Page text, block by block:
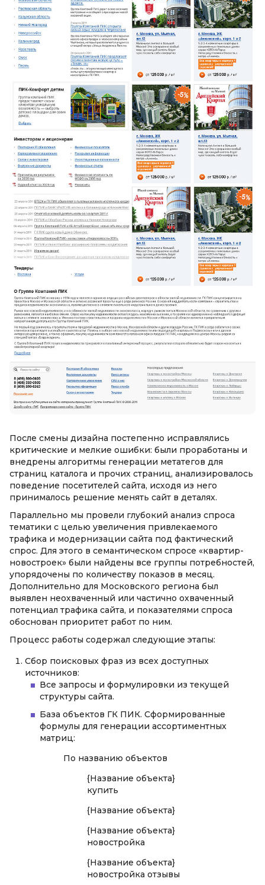
После смены дизайна постепенно исправлялись
критические и мелкие ошибки: были проработаны и
внедрены алгоритмы генерации метатегов для
страниц каталога и прочих страниц, анализировалось
поведение посетителей сайта, исходя из него
принималось решение менять сайт в деталях.
Параллельно мы провели глубокий анализ спроса
тематики с целью увеличения привлекаемого
трафика и модернизации сайта под фактический
спрос. Для этого в семантическом спросе «квартир-
новостроек» были найдены все группы потребностей,
упорядочены по количеству показов в месяц.
Дополнительно для Московского региона был
выявлен неохваченный или частично охваченный
потенциал трафика сайта, и показателями спроса
обоснован приоритет работ по ним.
Процесс работы содержал следующие этапы:
Сбор поисковых фраз из всех доступных
источников:
Все запросы и формулировки из текущей
структуры сайта.
База объектов ГК ПИК. Сформированные
формулы для генерации ассортиментных
матриц:
По названию объектов
{Название объекта}
купить
{Название объекта}
{Название объекта}
новостройка
{Название объекта}
новостройка отзывы